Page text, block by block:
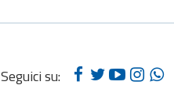
Seguici su: